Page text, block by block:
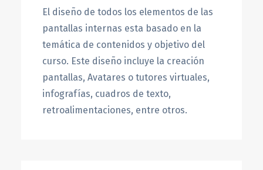
El diseño de todos los elementos de las
pantallas internas esta basado en la
temática de contenidos y objetivo del
curso. Este diseño incluye la creación
pantallas, Avatares o tutores virtuales,
infografías, cuadros de texto,
retroalimentaciones, entre otros.